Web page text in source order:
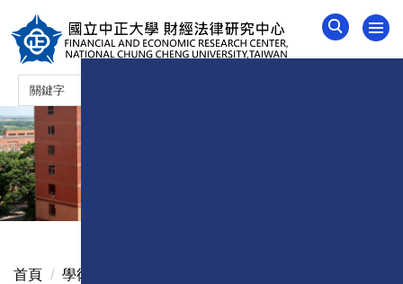
到
主
要
容
區
首頁 學術交流